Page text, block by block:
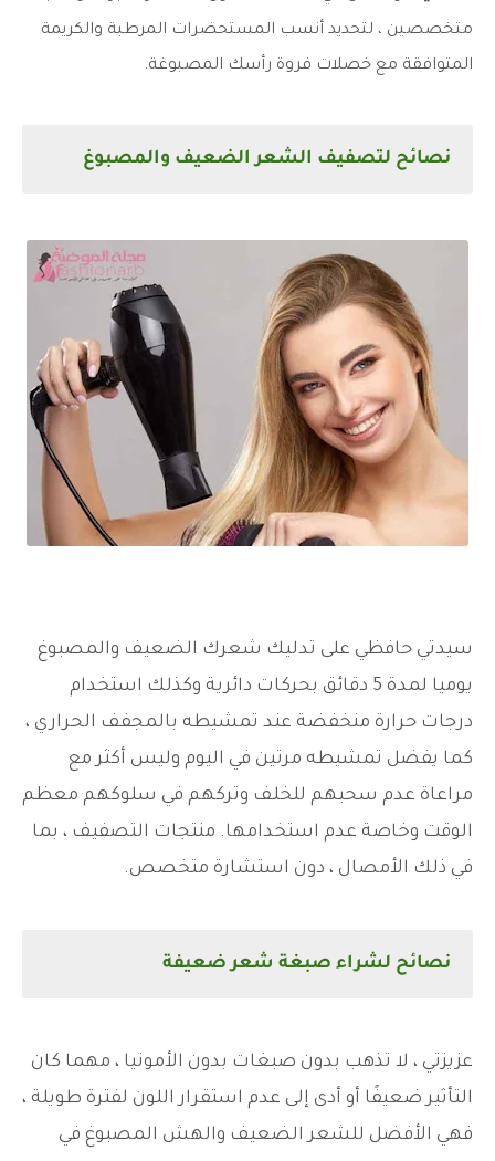
متخصصين ، لتحديد أنسب المستحضرات المرطبة والكريمة
المتوافقة مع خصلات فروة رأسك المصبوغة.
نصائح لتصفيف الشعر الضعيف والمصبوغ
سيدتي حافظي على تدليك شعرك الضعيف والمصبوغ
يوميا لمدة 5 دقائق بحركات دائرية وكذلك استخدام
درجات حرارة منخفضة عند تمشيطه بالمجفف الحراري ،
كما يفضل تمشيطه مرتين في اليوم وليس أكثر مع
مراعاة عدم سحبهم للخلف وتركهم في سلوكهم معظم
الوقت وخاصة عدم استخدامها. منتجات التصفيف ، بما
في ذلك الأمصال ، دون استشارة متخصص.
نصائح لشراء صبغة شعر ضعيفة
عزيزتي ، لا تذهب بدون صبغات بدون الأمونيا ، مهما كان
التأثير ضعيفًا أو أدى إلى عدم استقرار اللون لفترة طويلة ،
فهي الأفضل للشعر الضعيف والهش المصبوغ في